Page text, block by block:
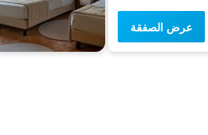
عرض الصفقة